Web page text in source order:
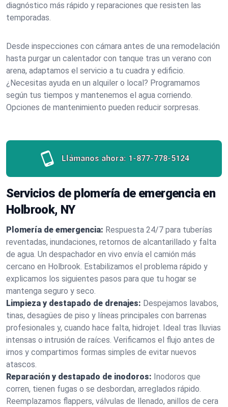
diagnóstico más rápido y reparaciones que resisten las
temporadas.
Desde inspecciones con cámara antes de una remodelación
hasta purgar un calentador con tanque tras un verano con
arena, adaptamos el servicio a tu cuadra y edificio.
¿Necesitas ayuda en un alquiler o local? Programamos
según tus tiempos y mantenemos el agua corriendo.
Opciones de mantenimiento pueden reducir sorpresas.
Llámanos ahora: 1-877-778-5124
Servicios de plomería de emergencia en
Holbrook, NY
Plomería de emergencia: Respuesta 24/7 para tuberías
reventadas, inundaciones, retornos de alcantarillado y falta
de agua. Un despachador en vivo envía el camión más
cercano en Holbrook. Estabilizamos el problema rápido y
explicamos los siguientes pasos para que tu hogar se
mantenga seguro y seco.
Limpieza y destapado de drenajes: Despejamos lavabos,
tinas, desagües de piso y líneas principales con barrenas
profesionales y, cuando hace falta, hidrojet. Ideal tras lluvias
intensas o intrusión de raíces. Verificamos el flujo antes de
irnos y compartimos formas simples de evitar nuevos
atascos.
Reparación y destapado de inodoros: Inodoros que
corren, tienen fugas o se desbordan, arreglados rápido.
Reemplazamos flappers, válvulas de llenado, anillos de cera